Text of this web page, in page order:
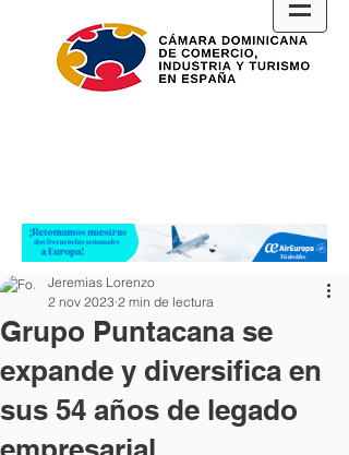
Grupo Puntacana se
expande y diversifica en
sus 54 años de legado
Jeremias Lorenzo
2 nov 2023 2 min de lectura